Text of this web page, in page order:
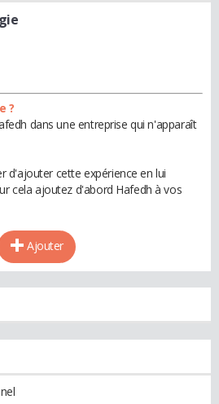
?
dans une entreprise qui n'apparaît
d'ajouter cette expérience en lui
cela ajoutez d'abord Hafedh à vos
Ajouter